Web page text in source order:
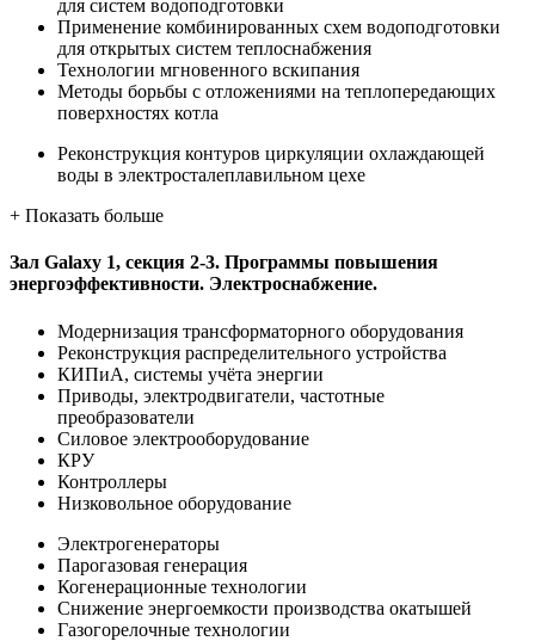
для систем водоподготовки
Применение комбинированных схем водоподготовки
для открытых систем теплоснабжения
Технологии мгновенного вскипания
Методы борьбы с отложениями на теплопередающих
поверхностях котла
Реконструкция контуров циркуляции охлаждающей
воды в электросталеплавильном цехе
+ Показать больше
Зал Galaxy 1, секция 2-3. Программы повышения
энергоэффективности. Электроснабжение.
Модернизация трансформаторного оборудования
Реконструкция распределительного устройства
КИПиА, системы учёта энергии
Приводы, электродвигатели, частотные
преобразователи
Силовое электрооборудование
КРУ
Контроллеры
Низковольное оборудование
Электрогенераторы
Парогазовая генерация
Когенерационные технологии
Снижение энергоемкости производства окатышей
Газогорелочные технологии